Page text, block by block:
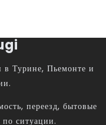
в Турине, Пьемонте и
переезд, бытовые
ситуации.